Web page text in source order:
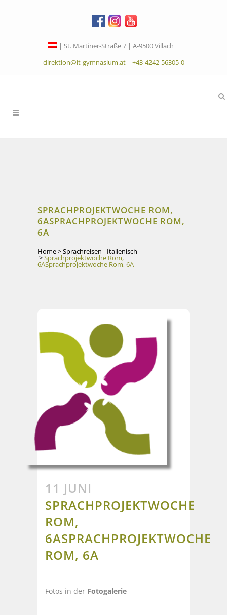
| St. Martiner-Straße 7 | A-9500 Villach |
direktion@it-gymnasium.at| +43-4242-56305-0
SPRACHPROJEKTWOCHE ROM,
6ASPRACHPROJEKTWOCHE ROM,
6A
Home>Sprachreisen - Italienisch
>Sprachprojektwoche Rom,
6ASprachprojektwoche Rom, 6A
11 JUNI
SPRACHPROJEKTWOCHE
ROM,
6ASPRACHPROJEKTWOCHE
ROM, 6A
Fotos in der Fotogalerie